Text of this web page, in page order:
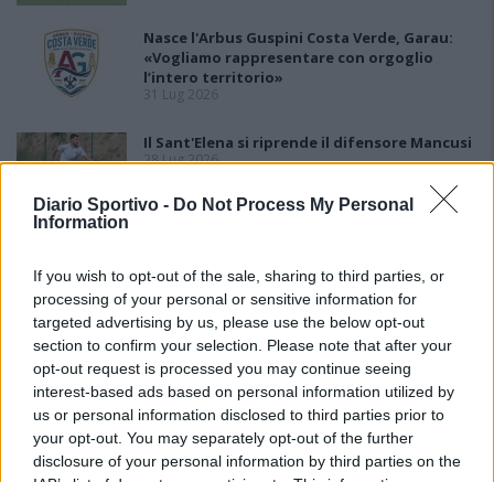
Diario Sportivo - Do Not Process My Personal
Information
If you wish to opt-out of the sale, sharing to third parties, or
processing of your personal or sensitive information for
targeted advertising by us, please use the below opt-out
section to confirm your selection. Please note that after your
opt-out request is processed you may continue seeing
interest-based ads based on personal information utilized by
us or personal information disclosed to third parties prior to
your opt-out. You may separately opt-out of the further
disclosure of your personal information by third parties on the
Nasce l'Arbus Guspini Costa Verde, Garau:
«Vogliamo rappresentare con orgoglio
l’intero territorio»
31 Lug 2026
Il Sant'Elena si riprende il difensore Mancusi
28 Lug 2026